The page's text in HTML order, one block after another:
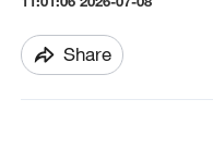
Share